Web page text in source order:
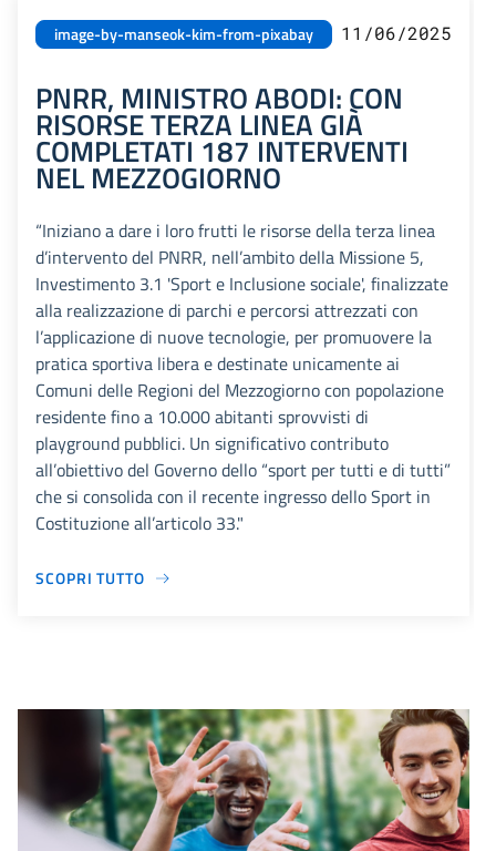
image-by-manseok-kim-from-pixabay 11/06/2025
PNRR, MINISTRO ABODI: CON
RISORSE TERZA LINEA GIÀ
COMPLETATI 187 INTERVENTI
NEL MEZZOGIORNO
“Iniziano a dare i loro frutti le risorse della terza linea
d’intervento del PNRR, nell’ambito della Missione 5,
Investimento 3.1 'Sport e Inclusione sociale', finalizzate
alla realizzazione di parchi e percorsi attrezzati con
l’applicazione di nuove tecnologie, per promuovere la
pratica sportiva libera e destinate unicamente ai
Comuni delle Regioni del Mezzogiorno con popolazione
residente fino a 10.000 abitanti sprovvisti di
playground pubblici. Un significativo contributo
all’obiettivo del Governo dello “sport per tutti e di tutti”
che si consolida con il recente ingresso dello Sport in
Costituzione all’articolo 33."
SCOPRI TUTTO